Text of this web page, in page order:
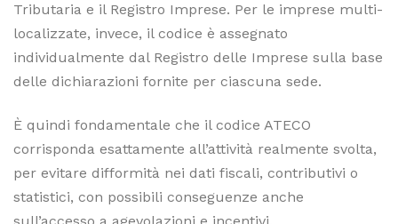
Tributaria e il Registro Imprese. Per le imprese multi-
localizzate, invece, il codice è assegnato
individualmente dal Registro delle Imprese sulla base
delle dichiarazioni fornite per ciascuna sede.
È quindi fondamentale che il codice ATECO
corrisponda esattamente all’attività realmente svolta,
per evitare difformità nei dati fiscali, contributivi o
statistici, con possibili conseguenze anche